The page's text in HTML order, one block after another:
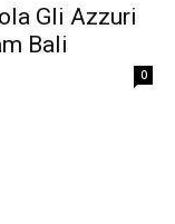
Gli Azzuri
Bali
0